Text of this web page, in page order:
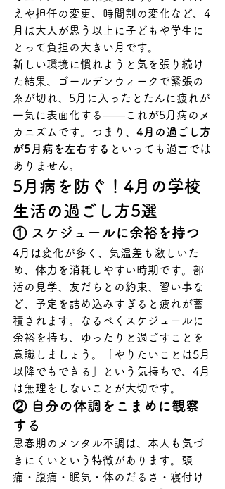
えや担任の変更、時間割の変化など、4
月は大人が思う以上に子どもや学生に
とって負担の大きい月です。
新しい環境に慣れようと気を張り続け
た結果、ゴールデンウィークで緊張の
糸が切れ、5月に入ったとたんに疲れが
一気に表面化する——これが5月病のメ
カニズムです。つまり、 4月の過ごし方
が5月病を左右する といっても過言では
ありません。
5月病を防ぐ！4月の学校
生活の過ごし方5選
① スケジュールに余裕を持つ
4月は変化が多く、気温差も激しいた
め、体力を消耗しやすい時期です。部
活の見学、友だちとの約束、習い事な
ど、予定を詰め込みすぎると疲れが蓄
積されます。なるべくスケジュールに
余裕を持ち、ゆったりと過ごすことを
意識しましょう。「やりたいことは5月
以降でもできる」という気持ちで、4月
は無理をしないことが大切です。
② 自分の体調をこまめに観察
する
思春期のメンタル不調は、本人も気づ
きにくいという特徴があります。頭
痛・腹痛・眠気・体のだるさ・寝付け